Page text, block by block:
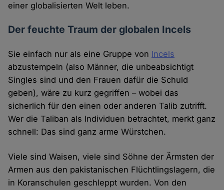
einer globalisierten Welt leben.
Der feuchte Traum der globalen Incels
Sie einfach nur als eine Gruppe von Incels
abzustempeln (also Männer, die unbeabsichtigt
Singles sind und den Frauen dafür die Schuld
geben), wäre zu kurz gegriffen – wobei das
sicherlich für den einen oder anderen Talib zutrifft.
Wer die Taliban als Individuen betrachtet, merkt ganz
schnell: Das sind ganz arme Würstchen.
Viele sind Waisen, viele sind Söhne der Ärmsten der
Armen aus den pakistanischen Flüchtlingslagern, die
in Koranschulen geschleppt wurden. Von den